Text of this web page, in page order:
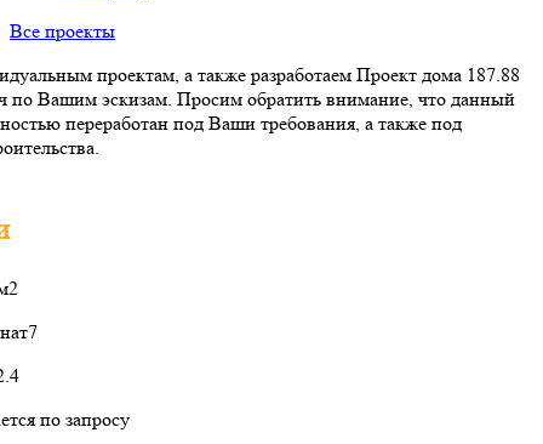
Все проекты
проектам, а также разработаем Проект дома 187.88
по Вашим эскизам. Просим обратить внимание, что данный
переработан под Ваши требования, а также под
7
по запросу